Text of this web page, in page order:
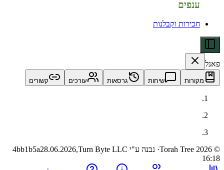
וקבלנות
שיחות גרסאות עורכים קשורים
· נבנה ע"י Turn Byte LLC 4bb1b5a28.06.2026,